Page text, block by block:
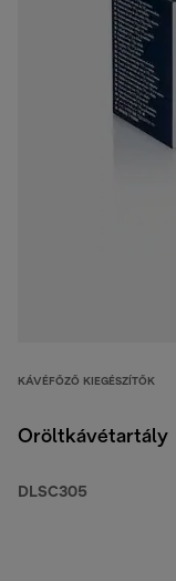
KÁVÉFŐZŐ KIEGÉSZÍTŐK
Őröltkávétartály
DLSC305